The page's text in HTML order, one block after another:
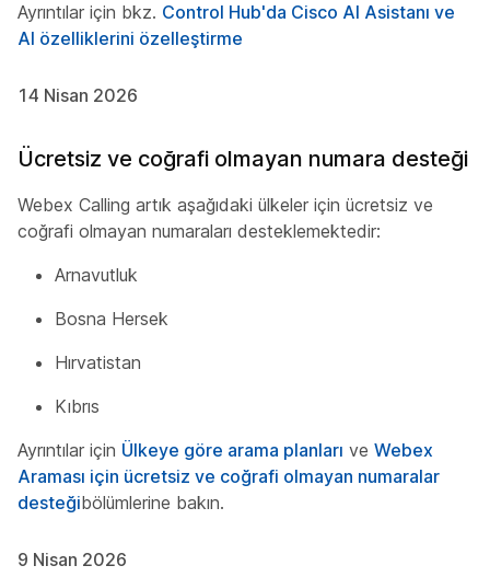
Ayrıntılar için bkz. Control Hub'da Cisco AI Asistanı ve
AI özelliklerini özelleştirme
14 Nisan 2026
Ücretsiz ve coğrafi olmayan numara desteği
Webex Calling artık aşağıdaki ülkeler için ücretsiz ve
coğrafi olmayan numaraları desteklemektedir:
Arnavutluk
Bosna Hersek
Hırvatistan
Kıbrıs
Ayrıntılar için Ülkeye göre arama planları ve Webex
Araması için ücretsiz ve coğrafi olmayan numaralar
desteğibölümlerine bakın.
9 Nisan 2026